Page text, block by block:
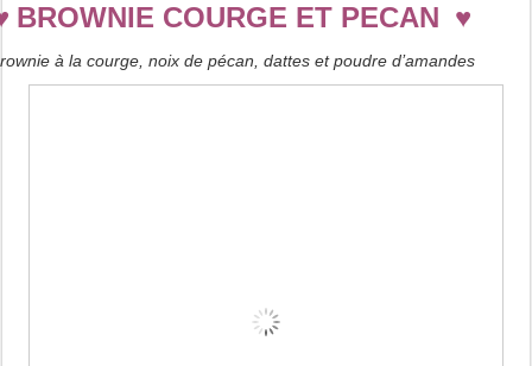
BROWNIE COURGE ET PECAN ♥
à la courge, noix de pécan, dattes et poudre d’amandes